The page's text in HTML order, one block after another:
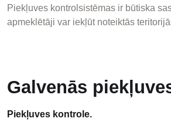
Piekļuves kontrolsistēmas ir būtiska
apmeklētāji var iekļūt noteiktās
Galvenās
Piekļuves kontrole.